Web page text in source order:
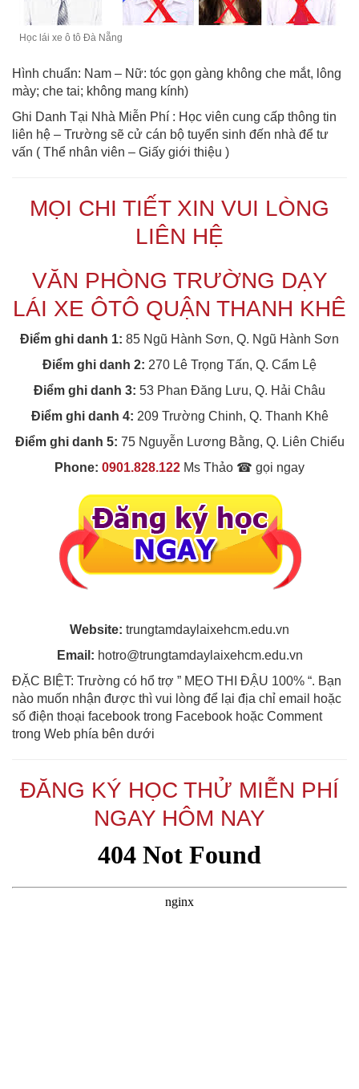
Học lái xe ô tô Đà Nẵng
Hình chuẩn: Nam – Nữ: tóc gọn gàng không che mắt, lông
mày; che tai; không mang kính)
Ghi Danh Tại Nhà Miễn Phí : Học viên cung cấp thông tin
liên hệ – Trường sẽ cử cán bộ tuyển sinh đến nhà để tư
vấn ( Thể nhân viên – Giấy giới thiệu )
MỌI CHI TIẾT XIN VUI LÒNG
LIÊN HỆ
VĂN PHÒNG TRƯỜNG DẠY
LÁI XE ÔTÔ QUẬN THANH KHÊ
Điểm ghi danh 1: 85 Ngũ Hành Sơn, Q. Ngũ Hành Sơn
Điểm ghi danh 2: 270 Lê Trọng Tấn, Q. Cẩm Lệ
Điểm ghi danh 3: 53 Phan Đăng Lưu, Q. Hải Châu
Điểm ghi danh 4: 209 Trường Chinh, Q. Thanh Khê
Điểm ghi danh 5: 75 Nguyễn Lương Bằng, Q. Liên Chiểu
Phone: 0901.828.122 Ms Thảo ☎ gọi ngay
Website: trungtamdaylaixehcm.edu.vn
Email: hotro@trungtamdaylaixehcm.edu.vn
ĐẶC BIỆT: Trường có hổ trợ ” MẸO THI ĐẬU 100% “. Bạn
nào muốn nhận được thì vui lòng để lại địa chỉ email hoặc
số điện thoại facebook trong Facebook hoặc Comment
trong Web phía bên dưới
ĐĂNG KÝ HỌC THỬ MIỄN PHÍ
NGAY HÔM NAY